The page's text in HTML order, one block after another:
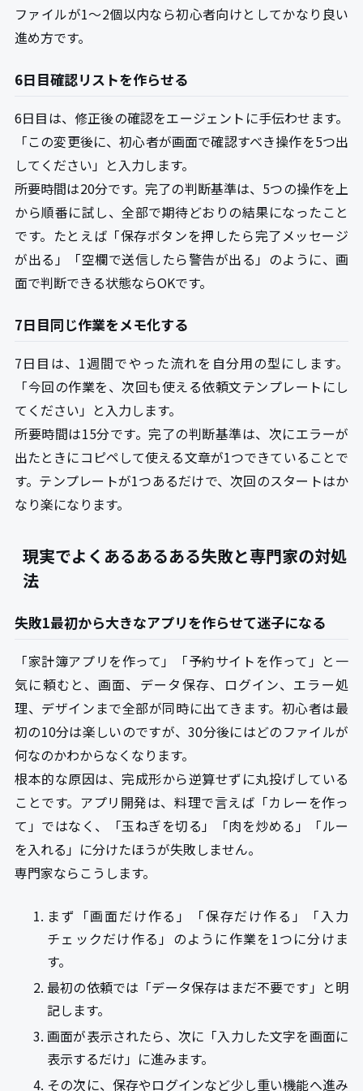
ファイルが1〜2個以内なら初心者向けとしてかなり良い
進め方です。
6日目確認リストを作らせる
6日目は、修正後の確認をエージェントに手伝わせます。
「この変更後に、初心者が画面で確認すべき操作を5つ出
してください」と入力します。
所要時間は20分です。完了の判断基準は、5つの操作を上
から順番に試し、全部で期待どおりの結果になったこと
です。たとえば「保存ボタンを押したら完了メッセージ
が出る」「空欄で送信したら警告が出る」のように、画
面で判断できる状態ならOKです。
7日目同じ作業をメモ化する
7日目は、1週間でやった流れを自分用の型にします。
「今回の作業を、次回も使える依頼文テンプレートにし
てください」と入力します。
所要時間は15分です。完了の判断基準は、次にエラーが
出たときにコピペして使える文章が1つできていることで
す。テンプレートが1つあるだけで、次回のスタートはか
なり楽になります。
現実でよくあるあるある失敗と専門家の対処
法
失敗1最初から大きなアプリを作らせて迷子になる
「家計簿アプリを作って」「予約サイトを作って」と一
気に頼むと、画面、データ保存、ログイン、エラー処
理、デザインまで全部が同時に出てきます。初心者は最
初の10分は楽しいのですが、30分後にはどのファイルが
何なのかわからなくなります。
根本的な原因は、完成形から逆算せずに丸投げしている
ことです。アプリ開発は、料理で言えば「カレーを作っ
て」ではなく、「玉ねぎを切る」「肉を炒める」「ルー
を入れる」に分けたほうが失敗しません。
専門家ならこうします。
まず「画面だけ作る」「保存だけ作る」「入力
チェックだけ作る」のように作業を1つに分けま
す。
最初の依頼では「データ保存はまだ不要です」と明
記します。
画面が表示されたら、次に「入力した文字を画面に
表示するだけ」に進みます。
その次に、保存やログインなど少し重い機能へ進み